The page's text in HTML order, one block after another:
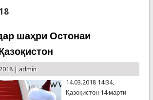
шаҳри Остонаи
| admin
14.03.2018 14:34,
Қазоқистон 14 марти